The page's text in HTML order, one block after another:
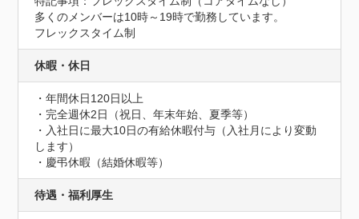
多くのメンバーは10時～19時で勤務しています。
フレックスタイム制
休暇・休日
・年間休日120日以上
・完全週休2日（祝日、年末年始、夏季等）
・入社日に最大10日の有給休暇付与（入社月により変動
します）
・慶弔休暇（結婚休暇等）
待遇・福利厚生